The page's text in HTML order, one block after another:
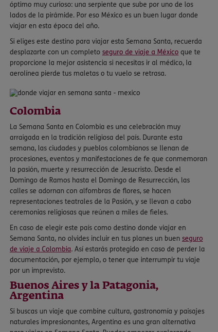
óptimo muy curioso: una serpiente que sube por uno de los
lados de la pirámide. Por eso México es un buen lugar donde
viajar en esta época del año.
Si eliges este destino para viajar esta Semana Santa, recuerda
desplazarte con un completo seguro de viaje a México que te
proporcione la mejor asistencia si necesitas ir al médico, la
aerolínea pierde tus maletas o tu vuelo se retrasa.
Colombia
La Semana Santa en Colombia es una celebración muy
arraigada en la tradición religiosa del país. Durante esta
semana, las ciudades y pueblos colombianos se llenan de
procesiones, eventos y manifestaciones de fe que conmemoran
la pasión, muerte y resurrección de Jesucristo. Desde el
Domingo de Ramos hasta el Domingo de Resurrección, las
calles se adornan con alfombras de flores, se hacen
representaciones teatrales de la Pasión, y se llevan a cabo
ceremonias religiosas que reúnen a miles de fieles.
En caso de elegir este país como destino donde viajar en
Semana Santa, no olvides incluir en tus planes un buen seguro
de viaje a Colombia. Así estarás protegido en caso de perder la
documentación, por ejemplo, o tener que interrumpir tu viaje
por un imprevisto.
Buenos Aires y la Patagonia,
Argentina
Si buscas un viaje que combine cultura, gastronomía y paisajes
naturales impresionantes, Argentina es una gran alternativa